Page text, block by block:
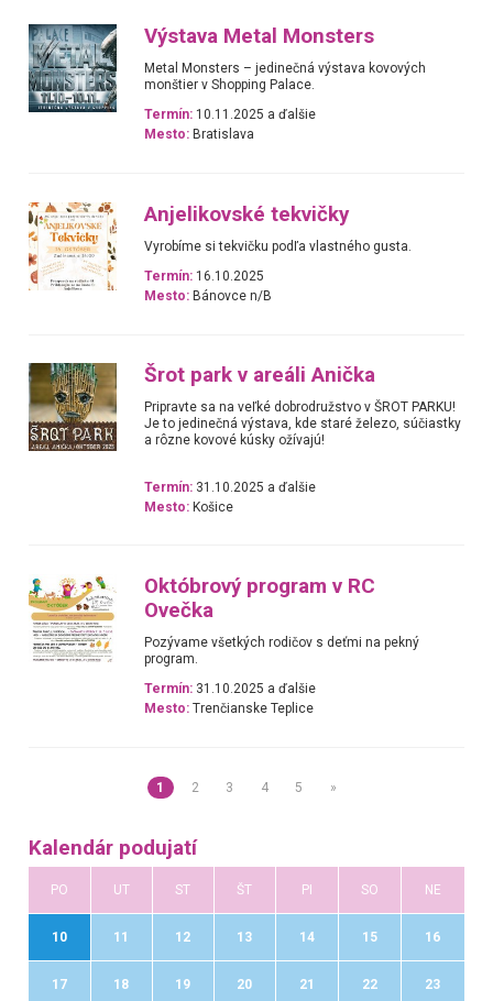
Výstava Metal Monsters
Metal Monsters – jedinečná výstava kovových
monštier v Shopping Palace.
Termín: 10.11.2025 a ďalšie
Mesto: Bratislava
Anjelikovské tekvičky
Vyrobíme si tekvičku podľa vlastného gusta.
Termín: 16.10.2025
Mesto: Bánovce n/B
Šrot park v areáli Anička
Pripravte sa na veľké dobrodružstvo v ŠROT PARKU!
Je to jedinečná výstava, kde staré železo, súčiastky
a rôzne kovové kúsky ožívajú!
Termín: 31.10.2025 a ďalšie
Mesto: Košice
Októbrový program v RC
Ovečka
Pozývame všetkých rodičov s deťmi na pekný
program.
Termín: 31.10.2025 a ďalšie
Mesto: Trenčianske Teplice
1 2 3 4 5 »
Kalendár podujatí
PO UT ST ŠT PI SO NE
10 11 12 13 14 15 16
17 18 19 20 21 22 23